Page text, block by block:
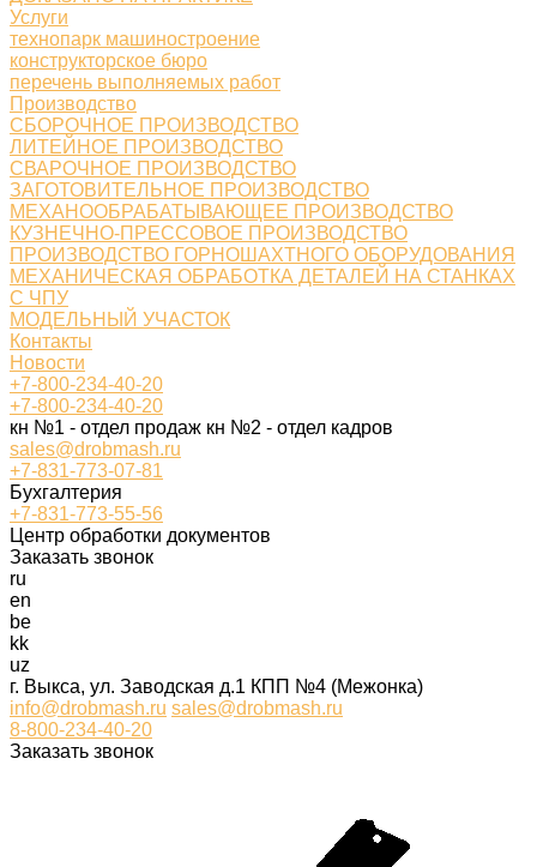
Услуги
технопарк машиностроение
конструкторское бюро
перечень выполняемых работ
Производство
СБОРОЧНОЕ ПРОИЗВОДСТВО
ЛИТЕЙНОЕ ПРОИЗВОДСТВО
СВАРОЧНОЕ ПРОИЗВОДСТВО
ЗАГОТОВИТЕЛЬНОЕ ПРОИЗВОДСТВО
МЕХАНООБРАБАТЫВАЮЩЕЕ ПРОИЗВОДСТВО
КУЗНЕЧНО-ПРЕССОВОЕ ПРОИЗВОДСТВО
ПРОИЗВОДСТВО ГОРНОШАХТНОГО ОБОРУДОВАНИЯ
МЕХАНИЧЕСКАЯ ОБРАБОТКА ДЕТАЛЕЙ НА СТАНКАХ
С ЧПУ
МОДЕЛЬНЫЙ УЧАСТОК
Контакты
Новости
+7-800-234-40-20
+7-800-234-40-20
кн №1 - отдел продаж кн №2 - отдел кадров
sales@drobmash.ru
+7-831-773-07-81
Бухгалтерия
+7-831-773-55-56
Центр обработки документов
Заказать звонок
ru
en
be
kk
uz
г. Выкса, ул. Заводская д.1 КПП №4 (Межонка)
info@drobmash.ru sales@drobmash.ru
8-800-234-40-20
Заказать звонок